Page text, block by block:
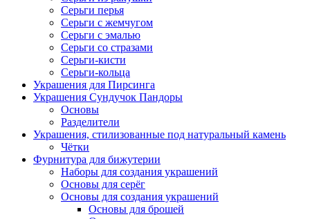
Серьги перья
Серьги с жемчугом
Серьги с эмалью
Серьги со стразами
Серьги-кисти
Серьги-кольца
Украшения для Пирсинга
Украшения Сундучок Пандоры
Основы
Разделители
Украшения, стилизованные под натуральный камень
Чётки
Фурнитура для бижутерии
Наборы для создания украшений
Основы для серёг
Основы для создания украшений
Основы для брошей